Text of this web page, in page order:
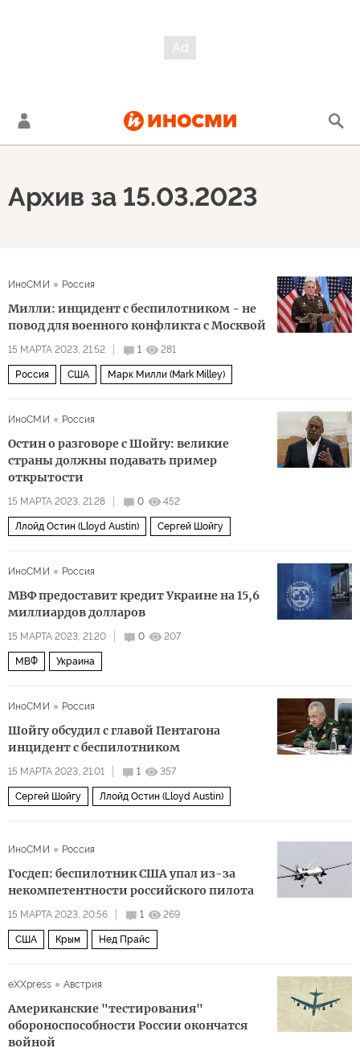
Архив за 15.03.2023
ИноСМИ Россия
Милли: инцидент с беспилотником - не
повод для военного конфликта с Москвой
15 МАРТА 2023, 21:52 1 281
Россия США Марк Милли (Mark Milley)
ИноСМИ Россия
Остин о разговоре с Шойгу: великие
страны должны подавать пример
открытости
15 МАРТА 2023, 21:28 0 452
Ллойд Остин (Lloyd Austin) Сергей Шойгу
ИноСМИ Россия
МВФ предоставит кредит Украине на 15,6
миллиардов долларов
15 МАРТА 2023, 21:20 0 207
МВФ Украина
ИноСМИ Россия
Шойгу обсудил с главой Пентагона
инцидент с беспилотником
15 МАРТА 2023, 21:01 1 357
Сергей Шойгу Ллойд Остин (Lloyd Austin)
ИноСМИ Россия
Госдеп: беспилотник США упал из-за
некомпетентности российского пилота
15 МАРТА 2023, 20:56 1 269
США Крым Нед Прайс
eXXpress Австрия
Американские "тестирования"
обороноспособности России окончатся
войной